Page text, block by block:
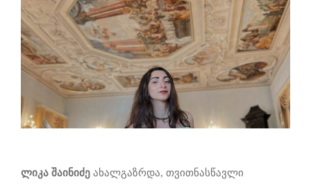
ლიკა შაინიძე ახალგაზრდა, თვითნასწავლი